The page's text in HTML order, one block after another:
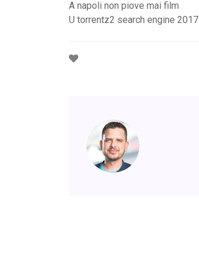
A napoli non piove mai film
U torrentz2 search engine 2017